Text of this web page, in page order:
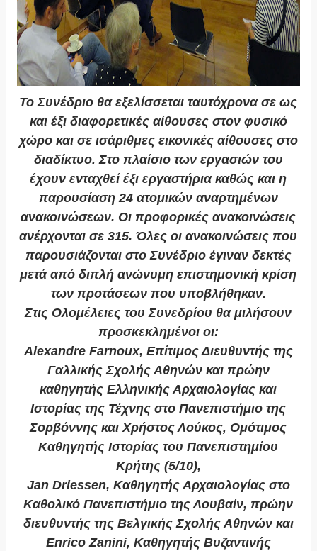
Το Συνέδριο θα εξελίσσεται ταυτόχρονα σε ως
και έξι διαφορετικές αίθουσες στον φυσικό
χώρο και σε ισάριθμες εικονικές αίθουσες στο
διαδίκτυο. Στο πλαίσιο των εργασιών του
έχουν ενταχθεί έξι εργαστήρια καθώς και η
παρουσίαση 24 ατομικών αναρτημένων
ανακοινώσεων. Οι προφορικές ανακοινώσεις
ανέρχονται σε 315. Όλες οι ανακοινώσεις που
παρουσιάζονται στο Συνέδριο έγιναν δεκτές
μετά από διπλή ανώνυμη επιστημονική κρίση
των προτάσεων που υποβλήθηκαν.
Στις Ολομέλειες του Συνεδρίου θα μιλήσουν
προσκεκλημένοι οι:
Alexandre Farnoux, Επίτιμος Διευθυντής της
Γαλλικής Σχολής Αθηνών και πρώην
καθηγητής Ελληνικής Αρχαιολογίας και
Ιστορίας της Τέχνης στο Πανεπιστήμιο της
Σορβόννης και Χρήστος Λούκος, Ομότιμος
Καθηγητής Ιστορίας του Πανεπιστημίου
Κρήτης (5/10),
Jan Driessen, Καθηγητής Αρχαιολογίας στο
Καθολικό Πανεπιστήμιο της Λουβαίν, πρώην
διευθυντής της Βελγικής Σχολής Αθηνών και
Enrico Zanini, Καθηγητής Βυζαντινής